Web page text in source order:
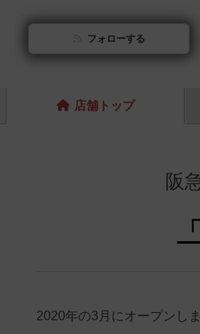
フォローする
店舗 トップ
阪
「
2020年の3月にオープンしま